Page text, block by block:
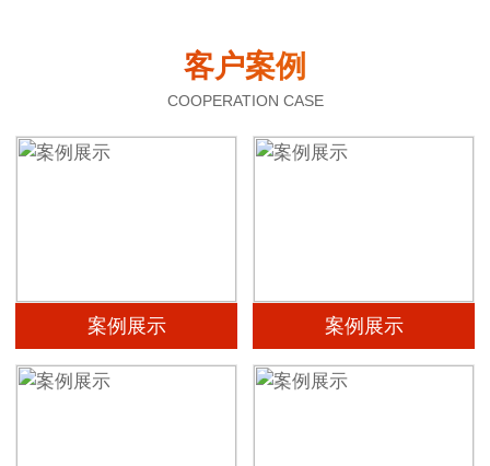
客户案例
COOPERATION CASE
案例展示 案例展示